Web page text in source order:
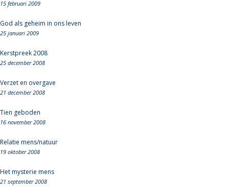
15 februari 2009
God als geheim in ons leven
25 januari 2009
Kerstpreek 2008
25 december 2008
Verzet en overgave
21 december 2008
Tien geboden
16 november 2008
Relatie mens/natuur
19 oktober 2008
Het mysterie mens
21 september 2008